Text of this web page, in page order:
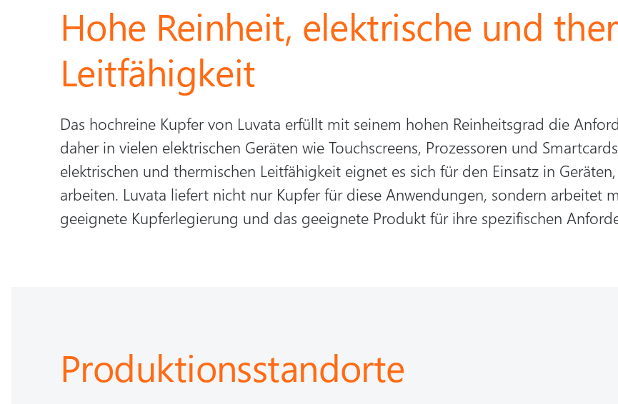
Hohe Reinheit, elektrische und
Leitfähigkeit
Das hochreine Kupfer von Luvata erfüllt mit seinem hohen Reinheitsgrad die
daher in vielen elektrischen Geräten wie Touchscreens, Prozessoren und
elektrischen und thermischen Leitfähigkeit eignet es sich für den Einsatz in
arbeiten. Luvata liefert nicht nur Kupfer für diese Anwendungen, sondern arbeitet
geeignete Kupferlegierung und das geeignete Produkt für ihre spezifischen
Produktionsstandorte